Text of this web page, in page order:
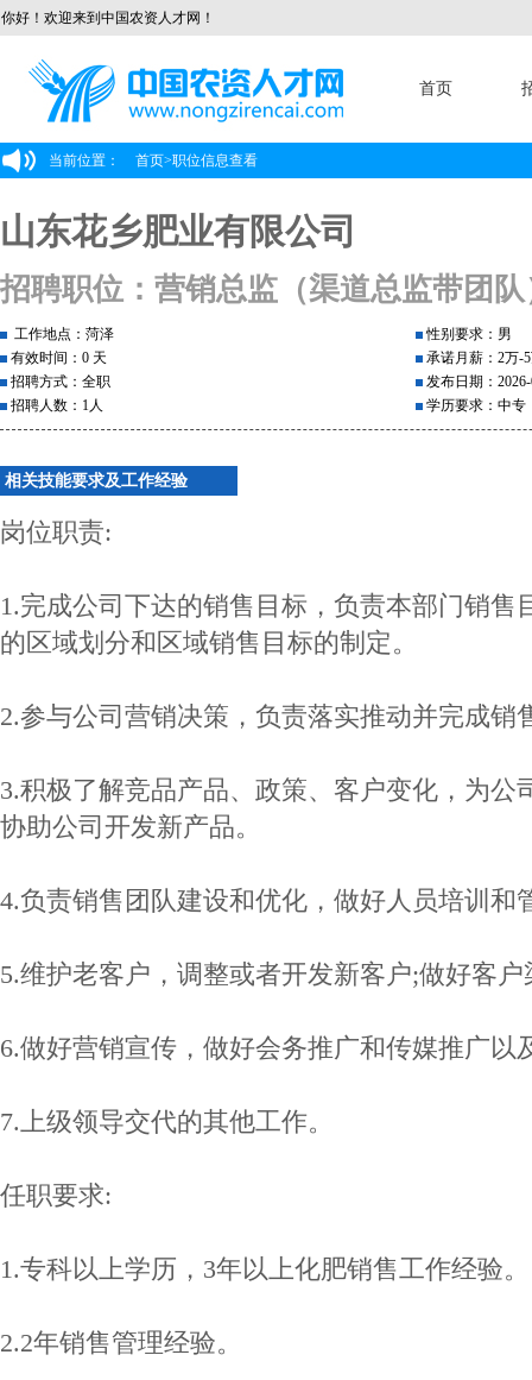
你好！欢迎来到中国农资人才网！
首页
当前位置： 首页>职位信息查看
山东花乡肥业有限公司
招聘职位：营销总监（渠道总监带团
工作地点：菏泽
有效时间：0 天
招聘方式：全职
招聘人数：1人
性别要求：男
承诺月薪：2万-
发布日期：
学历要求：中专
相关技能要求及工作经验
岗位职责:
1.完成公司下达的销售目标，负责本部门销
的区域划分和区域销售目标的制定。
2.参与公司营销决策，负责落实推动并完成销
3.积极了解竞品产品、政策、客户变化，为公
协助公司开发新产品。
4.负责销售团队建设和优化，做好人员培训和
5.维护老客户，调整或者开发新客户;做好客
6.做好营销宣传，做好会务推广和传媒推广以
7.上级领导交代的其他工作。
任职要求:
1.专科以上学历，3年以上化肥销售工作经验。
2.2年销售管理经验。